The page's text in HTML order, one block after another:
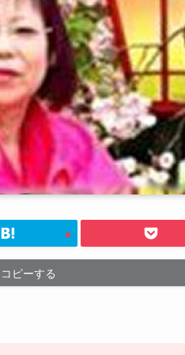
ピーする